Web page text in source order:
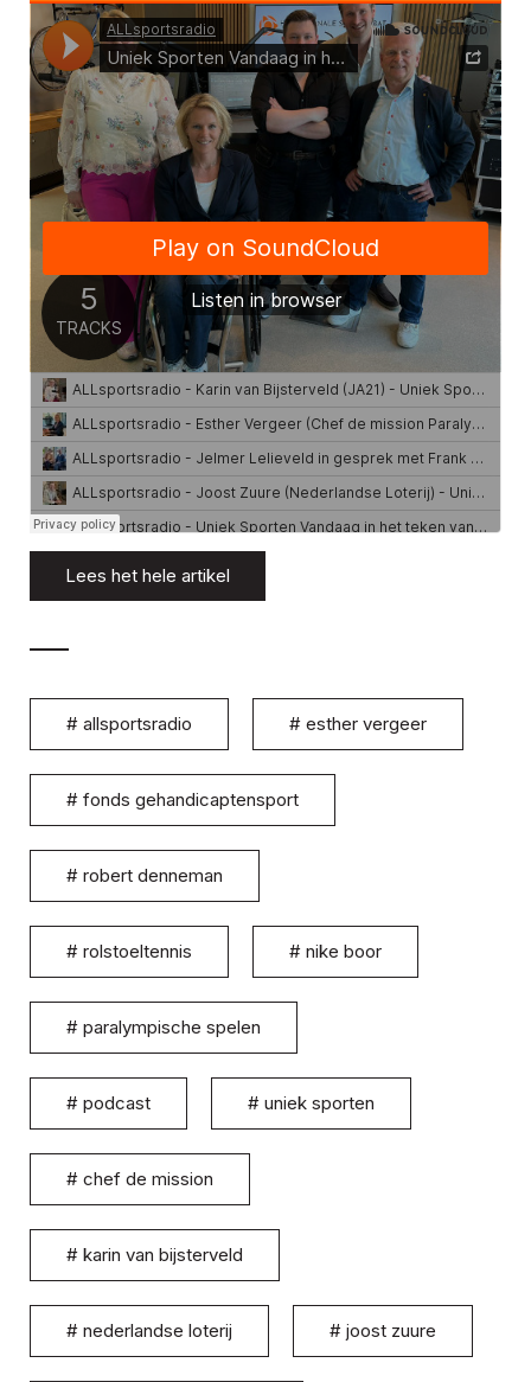
Lees het hele artikel
# allsportsradio # esther vergeer
# fonds gehandicaptensport
# robert denneman
# rolstoeltennis # nike boor
# paralympische spelen
# podcast # uniek sporten
# chef de mission
# karin van bijsterveld
# nederlandse loterij # joost zuure